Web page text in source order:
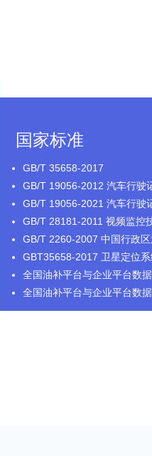
国家标准
GB/T 35658-2017
GB/T 19056-2012 汽车行驶
GB/T 19056-2021 汽车行驶
GB/T 28181-2011 视频监控
GB/T 2260-2007 中国行政
GBT35658-2017 卫星定位
全国油补平台与企业平台数
全国油补平台与企业平台数